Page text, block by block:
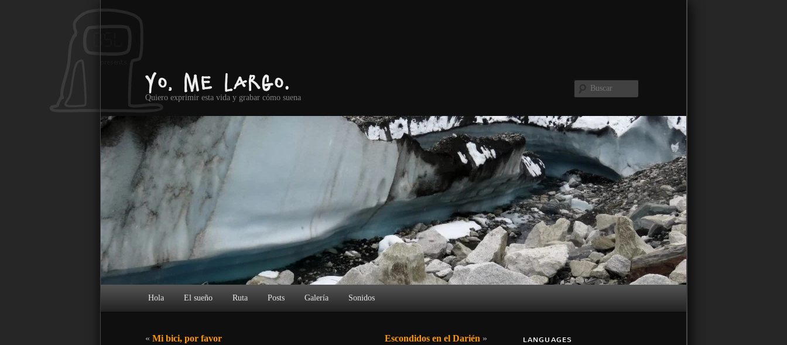
Yo, me largo.
Quiero exprimir esta vida y grabar cómo suena
Buscar
Hola
El sueño Ruta Posts Galería Sonidos
Navegación de entradas
« Mi bici, por favor Escondidos en el Darién » LANGUAGES